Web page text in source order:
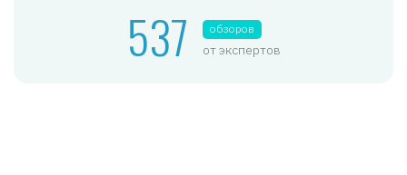
537 обзоров
от экспертов